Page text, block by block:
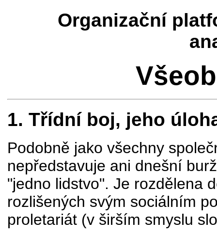
Organizační
1. Třídní boj, jeho
Podobně jako všechny
nepředstavuje ani dnešní
"jedno lidstvo". Je rozdělena
rozlišených svým sociálním
proletariát (v širším smyslu